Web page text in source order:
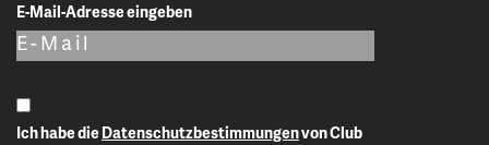
E-Mail-Adresse eingeben
Ich habe dieDatenschutzbestimmungen